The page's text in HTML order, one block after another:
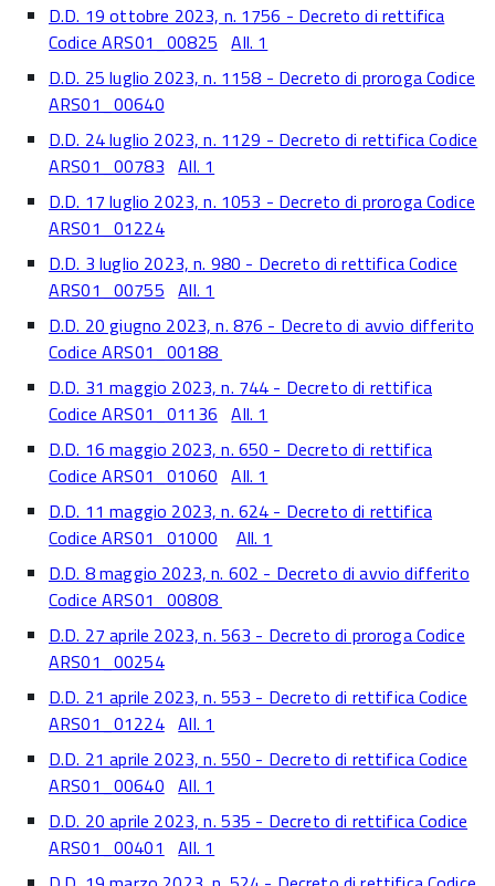
D.D. 19 ottobre 2023, n. 1756 - Decreto di rettifica
Codice ARS01_00825 All. 1
D.D. 25 luglio 2023, n. 1158 - Decreto di proroga Codice
ARS01_00640
D.D. 24 luglio 2023, n. 1129 - Decreto di rettifica Codice
ARS01_00783 All. 1
D.D. 17 luglio 2023, n. 1053 - Decreto di proroga Codice
ARS01_01224
D.D. 3 luglio 2023, n. 980 - Decreto di rettifica Codice
ARS01_00755 All. 1
D.D. 20 giugno 2023, n. 876 - Decreto di avvio differito
Codice ARS01_00188
D.D. 31 maggio 2023, n. 744 - Decreto di rettifica
Codice ARS01_01136 All. 1
D.D. 16 maggio 2023, n. 650 - Decreto di rettifica
Codice ARS01_01060 All. 1
D.D. 11 maggio 2023, n. 624 - Decreto di rettifica
Codice ARS01_01000
All. 1
D.D. 8 maggio 2023, n. 602 - Decreto di avvio differito
Codice ARS01_00808
D.D. 27 aprile 2023, n. 563 - Decreto di proroga Codice
ARS01_00254
D.D. 21 aprile 2023, n. 553 - Decreto di rettifica Codice
ARS01_01224 All. 1
D.D. 21 aprile 2023, n. 550 - Decreto di rettifica Codice
ARS01_00640 All. 1
D.D. 20 aprile 2023, n. 535 - Decreto di rettifica Codice
ARS01_00401
All. 1